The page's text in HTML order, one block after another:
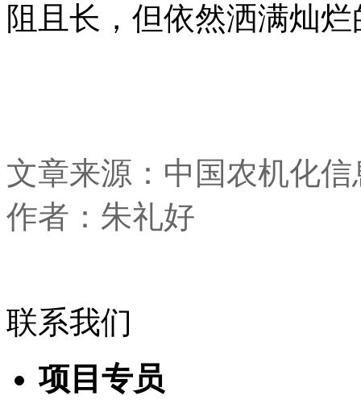
阻且长，但依然洒满灿
文章来源：中国农机化
作者：朱礼好
联系我们
项目专员